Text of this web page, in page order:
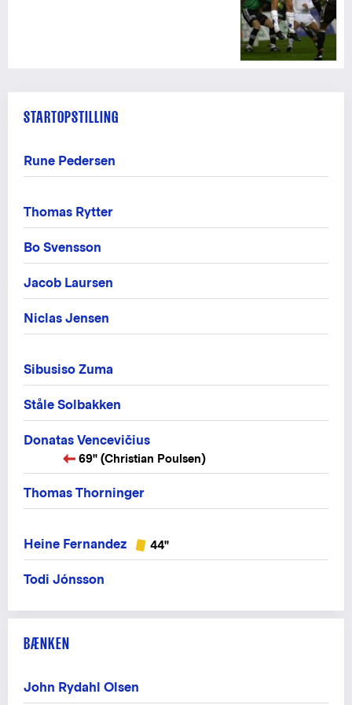
STARTOPSTILLING
Rune Pedersen
Thomas Rytter
Bo Svensson
Jacob Laursen
Niclas Jensen
Sibusiso Zuma
Ståle Solbakken
Donatas Vencevičius
69" (Christian Poulsen)
Thomas Thorninger
Heine Fernandez 44"
Todi Jónsson
BÆNKEN
John Rydahl Olsen